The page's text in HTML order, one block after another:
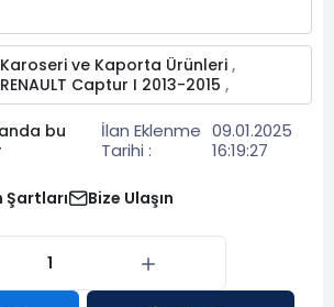
Karoseri ve Kaporta Ürünleri ,
RENAULT Captur I 2013-2015 ,
bu
İlan Eklenme
Tarihi :
09.01.2025
16:19:27
Şartları Bize Ulaşın